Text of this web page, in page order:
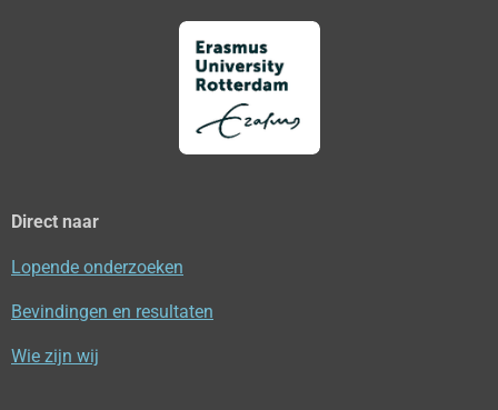
Direct naar
Lopende onderzoeken
Bevindingen en resultaten
Wie zijn wij